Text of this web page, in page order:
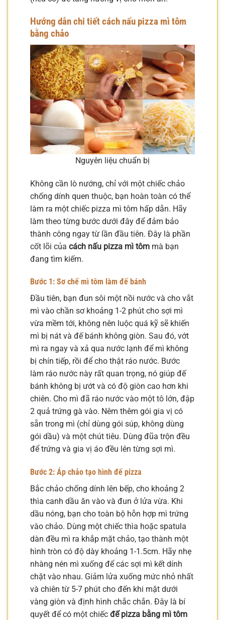
Hướng dẫn chi tiết cách nấu pizza mì tôm
bằng chảo
Nguyên liệu chuẩn bị
Không cần lò nướng, chỉ với một chiếc chảo
chống dính quen thuộc, bạn hoàn toàn có thể
làm ra một chiếc pizza mì tôm hấp dẫn. Hãy
làm theo từng bước dưới đây để đảm bảo
thành công ngay từ lần đầu tiên. Đây là phần
cốt lõi của cách nấu pizza mì tôm mà bạn
đang tìm kiếm.
Bước 1: Sơ chế mì tôm làm đế bánh
Đầu tiên, bạn đun sôi một nồi nước và cho vắt
mì vào chần sơ khoảng 1-2 phút cho sợi mì
vừa mềm tới, không nên luộc quá kỹ sẽ khiến
mì bị nát và đế bánh không giòn. Sau đó, vớt
mì ra ngay và xả qua nước lạnh để mì không
bị chín tiếp, rồi để cho thật ráo nước. Bước
làm ráo nước này rất quan trọng, nó giúp đế
bánh không bị ướt và có độ giòn cao hơn khi
chiên. Cho mì đã ráo nước vào một tô lớn, đập
2 quả trứng gà vào. Nêm thêm gói gia vị có
sẵn trong mì (chỉ dùng gói súp, không dùng
gói dầu) và một chút tiêu. Dùng đũa trộn đều
để trứng và gia vị áo đều lên từng sợi mì.
Bước 2: Áp chảo tạo hình đế pizza
Bắc chảo chống dính lên bếp, cho khoảng 2
thìa canh dầu ăn vào và đun ở lửa vừa. Khi
dầu nóng, bạn cho toàn bộ hỗn hợp mì trứng
vào chảo. Dùng một chiếc thìa hoặc spatula
dàn đều mì ra khắp mặt chảo, tạo thành một
hình tròn có độ dày khoảng 1-1.5cm. Hãy nhẹ
nhàng nén mì xuống để các sợi mì kết dính
chặt vào nhau. Giảm lửa xuống mức nhỏ nhất
và chiên từ 5-7 phút cho đến khi mặt dưới
vàng giòn và định hình chắc chắn. Đây là bí
quyết để có một chiếc đế pizza bằng mì tôm